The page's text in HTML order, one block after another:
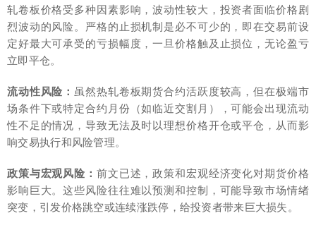
轧卷板价格受多种因素影响，波动性较大，投资者面临价格剧
烈波动的风险。严格的止损机制是必不可少的，即在交易前设
定好最大可承受的亏损幅度，一旦价格触及止损位，无论盈亏
立即平仓。
流动性风险： 虽然热轧卷板期货合约活跃度较高，但在极端市
场条件下或特定合约月份（如临近交割月），可能会出现流动
性不足的情况，导致无法及时以理想价格开仓或平仓，从而影
响交易执行和风险管理。
政策与宏观风险： 前文已述，政策和宏观经济变化对期货价格
影响巨大。这些风险往往难以预测和控制，可能导致市场情绪
突变，引发价格跳空或连续涨跌停，给投资者带来巨大损失。